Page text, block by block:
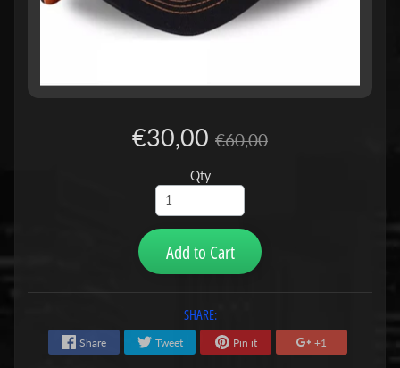
€30,00 €60,00
Qty
Add to Cart
SHARE:
Share Tweet Pin it +1